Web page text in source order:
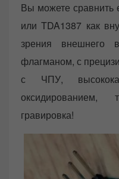
Вы можете сравнить
или TDA1387 как
зрения внешнего
флагманом, с
с ЧПУ,
оксидированием,
гравировка!